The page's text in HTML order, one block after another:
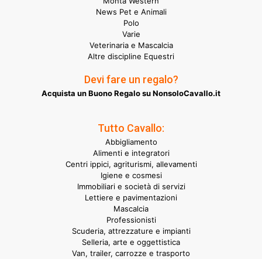
News Pet e Animali
Polo
Varie
Veterinaria e Mascalcia
Altre discipline Equestri
Devi fare un regalo?
Acquista un Buono Regalo su NonsoloCavallo.it
Tutto Cavallo:
Abbigliamento
Alimenti e integratori
Centri ippici, agriturismi, allevamenti
Igiene e cosmesi
Immobiliari e società di servizi
Lettiere e pavimentazioni
Mascalcia
Professionisti
Scuderia, attrezzature e impianti
Selleria, arte e oggettistica
Van, trailer, carrozze e trasporto